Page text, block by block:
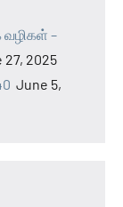
–
27, 2025
June 5,